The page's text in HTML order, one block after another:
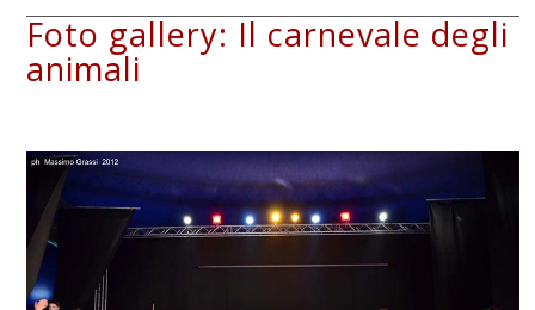
Foto gallery: Il carnevale degli
animali